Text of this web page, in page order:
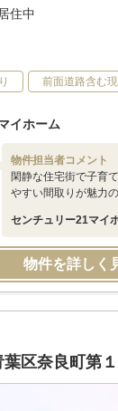
居住中
前面道路含む
イホーム
物件担当者コメント
閑静な住宅街で子育
やすい間取りが魅力
センチュリー21マイ
物件を詳しく
区奈良町第